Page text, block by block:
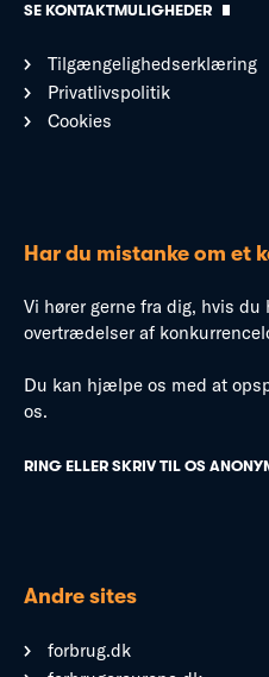
SE KONTAKTMULIGHEDER
Tilgængelighedserklæring
Privatlivspolitik
Cookies
Har du mistanke om et
Vi hører gerne fra dig, hvis du
overtrædelser af
Du kan hjælpe os med at
os.
RING ELLER SKRIV TIL OS
Andre sites
forbrug.dk